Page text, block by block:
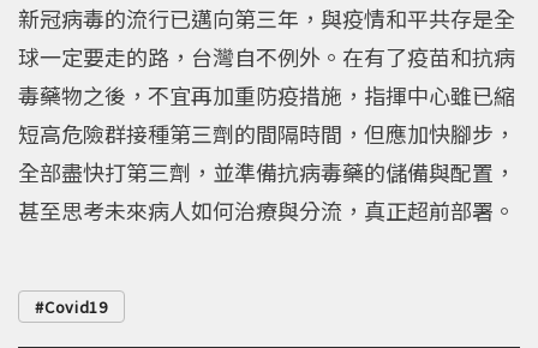
新冠病毒的流行已邁向第三年，與疫情和平共存是全
球一定要走的路，台灣自不例外。在有了疫苗和抗病
毒藥物之後，不宜再加重防疫措施，指揮中心雖已縮
短高危險群接種第三劑的間隔時間，但應加快腳步，
全部盡快打第三劑，並準備抗病毒藥的儲備與配置，
甚至思考未來病人如何治療與分流，真正超前部署。
Covid19